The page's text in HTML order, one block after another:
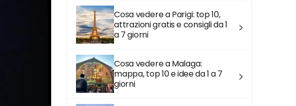
Cosa vedere a Parigi: top 10,
attrazioni gratis e consigli da 1
a 7 giorni
Cosa vedere a Malaga:
mappa, top 10 e idee da 1 a 7
giorni